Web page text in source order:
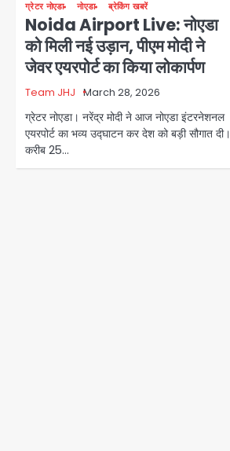
ग्रेटर नोएडा नोएडा ब्रेकिंग खबरें
Noida Airport Live: नोएडा
को मिली नई उड़ान, पीएम मोदी ने
जेवर एयरपोर्ट का किया लोकार्पण
Team JHJ March 28, 2026
ग्रेटर नोएडा। नरेंद्र मोदी ने आज नोएडा इंटरनेशनल
एयरपोर्ट का भव्य उद्घाटन कर देश को बड़ी सौगात दी।
करीब 25…